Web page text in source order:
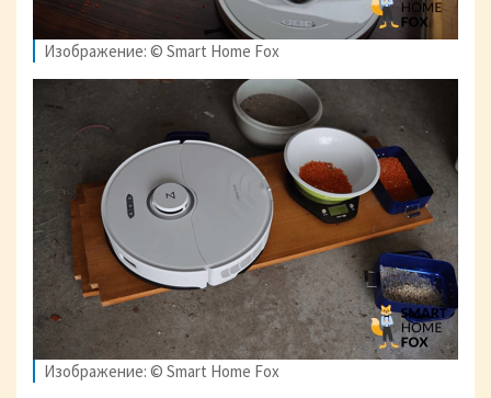
Изображение: © Smart Home Fox
Изображение: © Smart Home Fox